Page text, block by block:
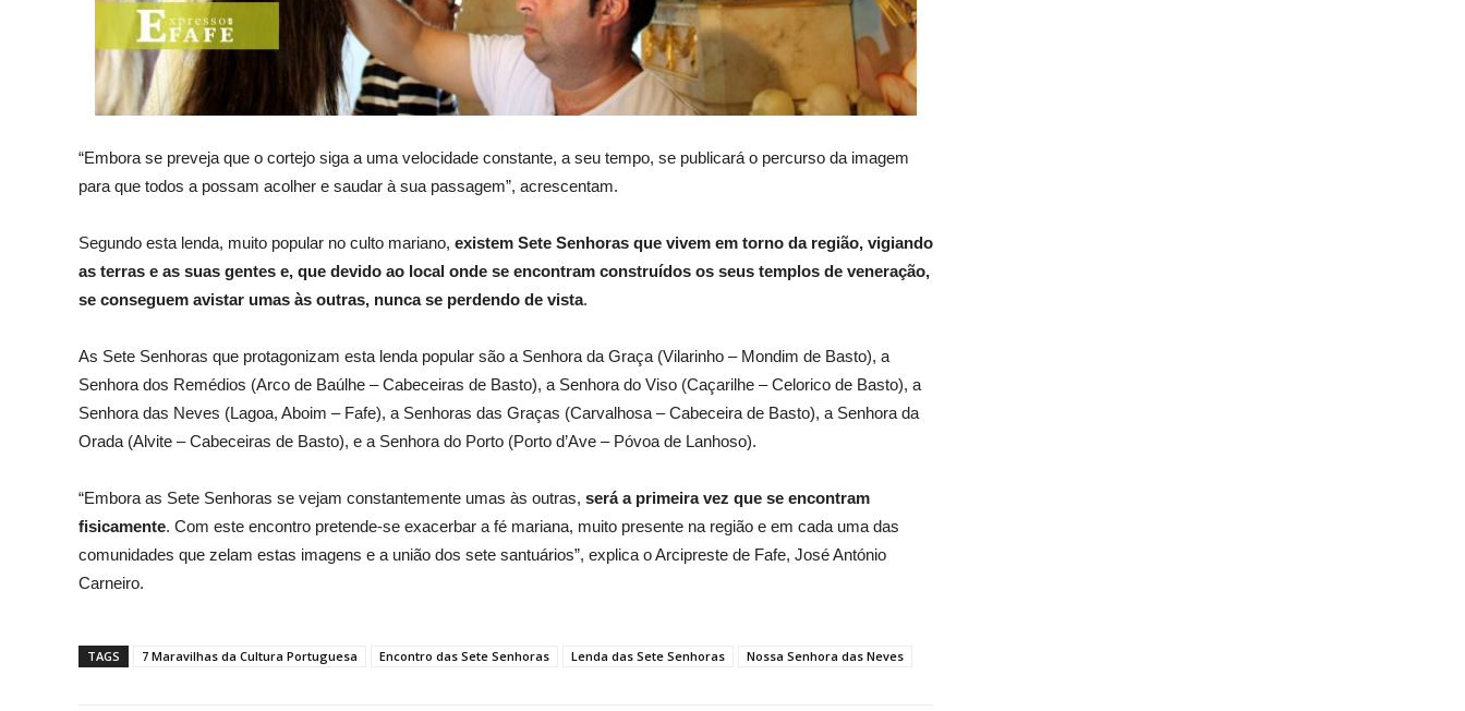
“Embora se preveja que o cortejo siga a uma velocidade constante, a seu tempo, se publicará o percurso da imagem
para que todos a possam acolher e saudar à sua passagem”, acrescentam.
Segundo esta lenda, muito popular no culto mariano, existem Sete Senhoras que vivem em torno da região, vigiando
as terras e as suas gentes e, que devido ao local onde se encontram construídos os seus templos de veneração,
se conseguem avistar umas às outras, nunca se perdendo de vista.
As Sete Senhoras que protagonizam esta lenda popular são a Senhora da Graça (Vilarinho – Mondim de Basto), a
Senhora dos Remédios (Arco de Baúlhe – Cabeceiras de Basto), a Senhora do Viso (Caçarilhe – Celorico de Basto), a
Senhora das Neves (Lagoa, Aboim – Fafe), a Senhoras das Graças (Carvalhosa – Cabeceira de Basto), a Senhora da
Orada (Alvite – Cabeceiras de Basto), e a Senhora do Porto (Porto d’Ave – Póvoa de Lanhoso).
“Embora as Sete Senhoras se vejam constantemente umas às outras, será a primeira vez que se encontram
fisicamente. Com este encontro pretende-se exacerbar a fé mariana, muito presente na região e em cada uma das
comunidades que zelam estas imagens e a união dos sete santuários”, explica o Arcipreste de Fafe, José António
Carneiro.
TAGS 7 Maravilhas da Cultura Portuguesa Encontro das Sete Senhoras Lenda das Sete Senhoras Nossa Senhora das Neves